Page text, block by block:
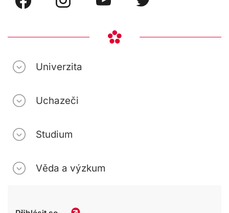
Univerzita
Uchazeči
Studium
Věda a výzkum